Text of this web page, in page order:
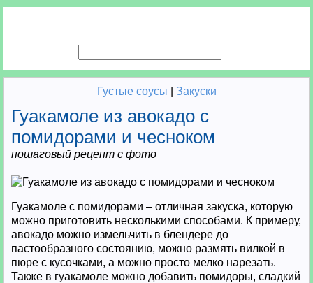
Густые соусы Закуски
Гуакамоле из авокадо с
помидорами и чесноком
пошаговый рецепт с фото
Гуакамоле с помидорами – отличная закуска, которую
можно приготовить несколькими способами. К примеру,
авокадо можно измельчить в блендере до
пастообразного состоянию, можно размять вилкой в
пюре с кусочками, а можно просто мелко нарезать.
Также в гуакамоле можно добавить помидоры, сладкий